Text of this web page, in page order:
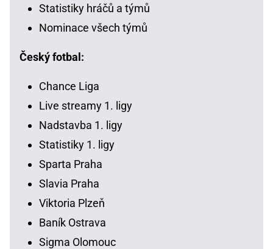
Statistiky hráčů a týmů
Nominace všech týmů
Český fotbal:
Chance Liga
Live streamy 1. ligy
Nadstavba 1. ligy
Statistiky 1. ligy
Sparta Praha
Slavia Praha
Viktoria Plzeň
Baník Ostrava
Sigma Olomouc